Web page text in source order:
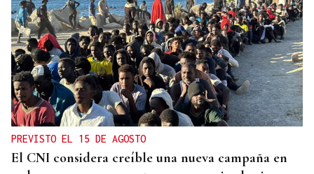
PREVISTO EL 15 DE AGOSTO
El CNI considera creíble una nueva campaña en